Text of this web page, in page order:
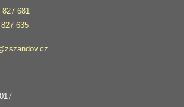
827 681
635